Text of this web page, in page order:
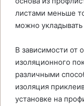
листами меньше
можно
В зависимости от
изоляционного
различными
изоляция
установке на